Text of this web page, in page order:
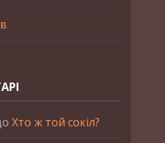
Хто ж той сокіл?